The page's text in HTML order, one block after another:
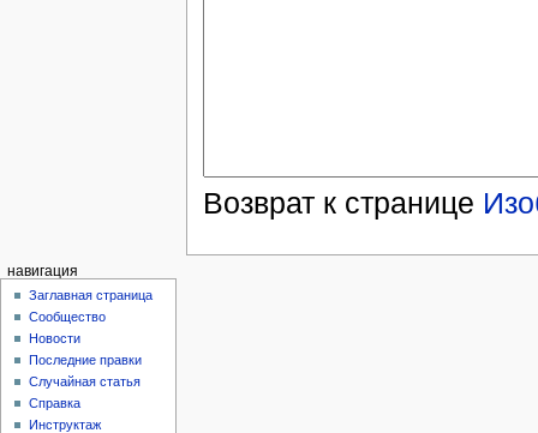
Возврат к странице
навигация
Заглавная страница
Сообщество
Новости
Последние правки
Случайная статья
Справка
Инструктаж